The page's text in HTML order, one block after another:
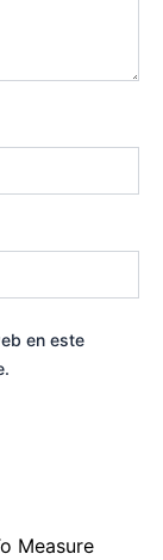
en este
Measure